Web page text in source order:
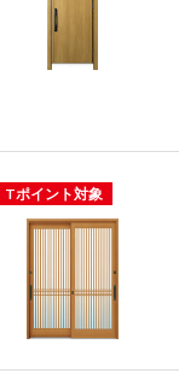
Tポイント対象